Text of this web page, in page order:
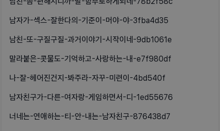
남자가-섹스-잘한다의-기준이-머야-야-3fba4d35
남친-또-구질구질-과거이야기-시작이네-9db1061e
말라붙은-콧물도-기억하고-사랑하는-내-e7f980df
나-잘-헤어진건지-봐주라-자꾸-미련이-4bd540f
남자친구가-다른-여자랑-게임하면서-디-1ed55676
너네는-연애하는-티-안-내는-남자친구-876438d7